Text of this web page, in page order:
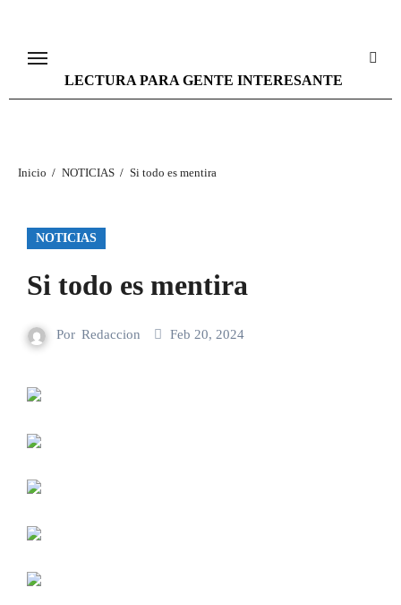
contenido
LECTURA PARA GENTE INTERESANTE
Inicio NOTICIAS Si todo es mentira
NOTICIAS
Si todo es mentira
Por Redaccion Feb 20, 2024